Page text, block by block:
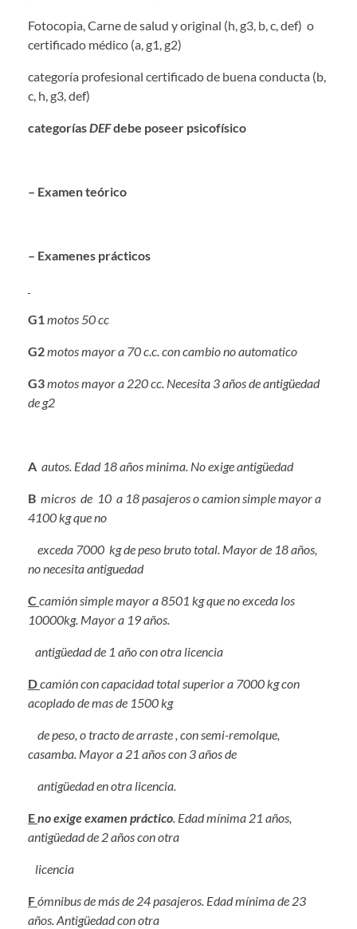
Fotocopia, Carne de salud y original (h, g3, b, c, def) o
certificado médico (a, g1, g2)
categoría profesional certificado de buena conducta (b,
c, h, g3, def)
categoríasDEFdebe poseer psicofísico
– Examen teórico
– Examenes prácticos
G1motos 50 cc
G2motos mayor a 70 c.c. con cambio no automatico
G3motos mayor a 220 cc. Necesita 3 años de antigüedad
de g2
A autos. Edad 18 años minima. No exige antigüedad
B micros de 10 a 18 pasajeros o camion simple mayor a
4100 kg que no
exceda 7000 kg de peso bruto total. Mayor de 18 años,
no necesita antiguedad
C camión simple mayor a 8501 kg que no exceda los
10000kg. Mayor a 19 años.
antigüedad de 1 año con otra licencia
Dcamión con capacidad total superior a 7000 kg con
acoplado de mas de 1500 kg
de peso, o tracto de arraste , con semi-remolque,
casamba. Mayor a 21 años con 3 años de
antigüedad en otra licencia.
Eno exige examen práctico. Edad mínima 21 años,
antigüedad de 2 años con otra
licencia
Fómnibus de más de 24 pasajeros. Edad mínima de 23
años. Antigüedad con otra